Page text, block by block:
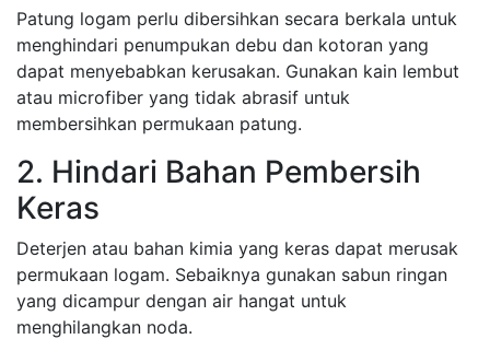
Patung logam perlu dibersihkan secara berkala untuk
menghindari penumpukan debu dan kotoran yang
dapat menyebabkan kerusakan. Gunakan kain lembut
atau microfiber yang tidak abrasif untuk
membersihkan permukaan patung.
2. Hindari Bahan Pembersih
Keras
Deterjen atau bahan kimia yang keras dapat merusak
permukaan logam. Sebaiknya gunakan sabun ringan
yang dicampur dengan air hangat untuk
menghilangkan noda.